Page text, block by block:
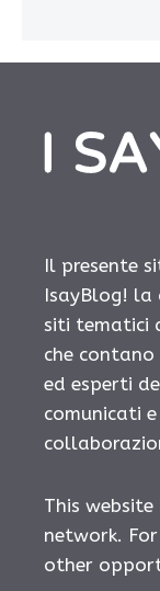
Il presente
IsayBlog! la
siti tematici
che
ed esperti
comunicati e
This
network.
other